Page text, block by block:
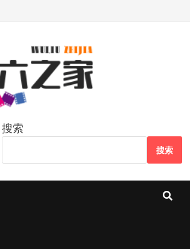
搜索
搜索